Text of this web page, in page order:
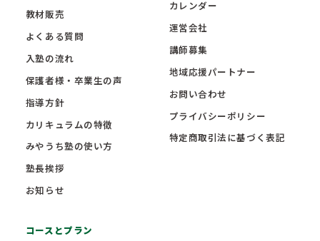
教材販売
よくある質問
入塾の流れ
保護者様・卒業生の声
指導方針
カリキュラムの特徴
みやうち塾の使い方
塾長挨拶
お知らせ
カレンダー
運営会社
講師募集
地域応援パートナー
お問い合わせ
プライバシーポリシー
特定商取引法に基づく表記
コースとプラン